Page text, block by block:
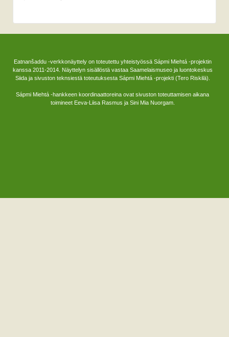
Eatnanšaddu -verkkonäyttely on toteutettu yhteistyössä Sápmi Miehtá -projektin
kanssa 2011-2014. Näyttelyn sisällöstä vastaa Saamelaismuseo ja luontokeskus
Siida ja sivuston teknsiestä toteutuksesta Sápmi Miehtá -projekti (Tero Riskilä).
Sápmi Miehtá -hankkeen koordinaattoreina ovat sivuston toteuttamisen aikana
toimineet Eeva-Liisa Rasmus ja Sini Mia Nuorgam.